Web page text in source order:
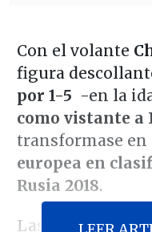
Con el volante
figura
por 1-5 -en la
como vistante a
transformase en
europea en
Rusia 2018.
Las cosas no